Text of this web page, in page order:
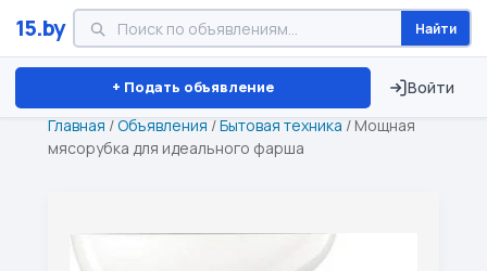
15.by Найти
+ Подать объявление Войти
Минск Витебск Брест ⏱ ТОЛЬКО 15 ДНЕЙ
Главная /Объявления /Бытовая техника / Мощная
мясорубка для идеального фарша